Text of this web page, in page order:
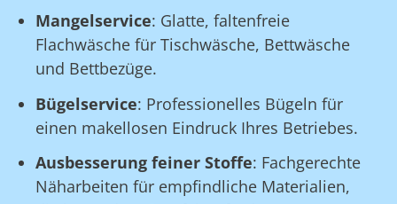
Mangelservice: Glatte, faltenfreie
Flachwäsche für Tischwäsche, Bettwäsche
und Bettbezüge.
Bügelservice: Professionelles Bügeln für
einen makellosen Eindruck Ihres Betriebes.
Ausbesserung feiner Stoffe: Fachgerechte
Näharbeiten für empfindliche Materialien,